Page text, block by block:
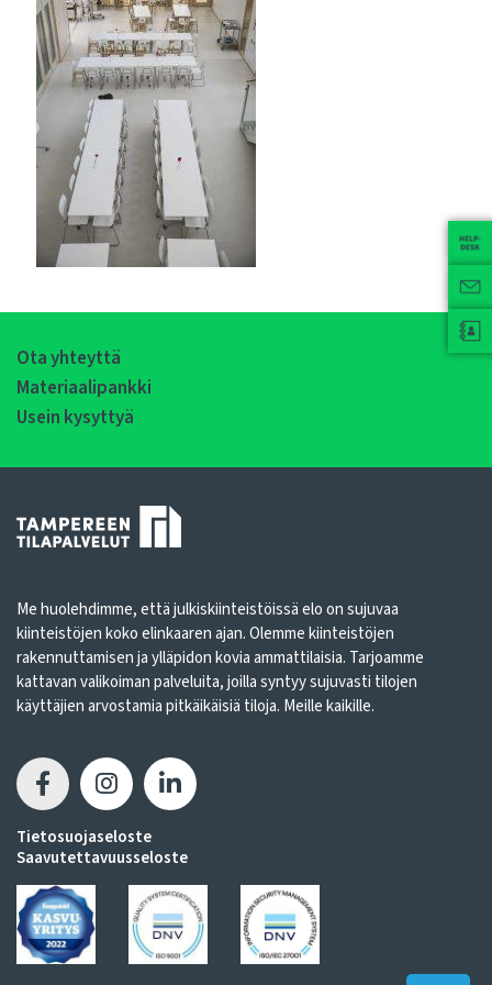
Ota yhteyttä
Materiaalipankki
Usein kysyttyä
Me huolehdimme, että julkiskiinteistöissä elo on sujuvaa
kiinteistöjen koko elinkaaren ajan. Olemme kiinteistöjen
rakennuttamisen ja ylläpidon kovia ammattilaisia. Tarjoamme
kattavan valikoiman palveluita, joilla syntyy sujuvasti tilojen
käyttäjien arvostamia pitkäikäisiä tiloja. Meille kaikille.
Tietosuojaseloste
Saavutettavuusseloste